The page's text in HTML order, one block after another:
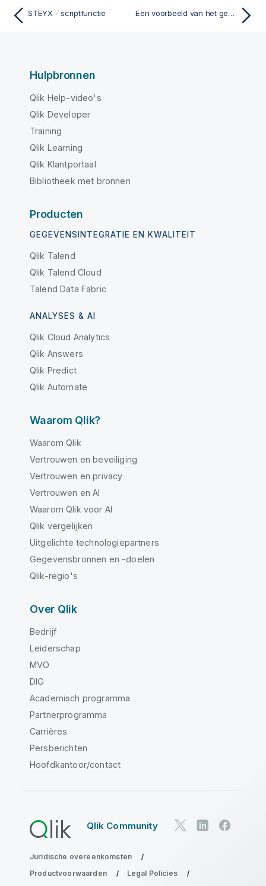
STEYX - scriptfunctie Een voorbeeld van het gebruik van linest-functies
Hulpbronnen
Qlik Help-video's
Qlik Developer
Training
Qlik Learning
Qlik Klantportaal
Bibliotheek met bronnen
Producten
GEGEVENSINTEGRATIE EN KWALITEIT
Qlik Talend
Qlik Talend Cloud
Talend Data Fabric
ANALYSES & AI
Qlik Cloud Analytics
Qlik Answers
Qlik Predict
Qlik Automate
Waarom Qlik?
Waarom Qlik
Vertrouwen en beveiliging
Vertrouwen en privacy
Vertrouwen en AI
Waarom Qlik voor AI
Qlik vergelijken
Uitgelichte technologiepartners
Gegevensbronnen en -doelen
Qlik-regio's
Over Qlik
Bedrijf
Leiderschap
MVO
DIG
Academisch programma
Partnerprogramma
Carrières
Persberichten
Hoofdkantoor/contact
Qlik Community
Juridische overeenkomsten
Productvoorwaarden
Legal Policies